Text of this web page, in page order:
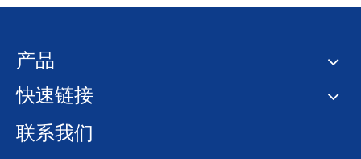
产品
快速链接
联系我们